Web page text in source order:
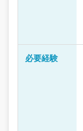
必要経験